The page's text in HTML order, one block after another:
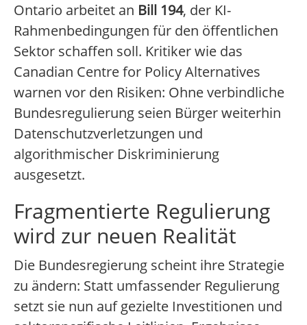
Ontario arbeitet an Bill 194, der KI-
Rahmenbedingungen für den öffentlichen
Sektor schaffen soll. Kritiker wie das
Canadian Centre for Policy Alternatives
warnen vor den Risiken: Ohne verbindliche
Bundesregulierung seien Bürger weiterhin
Datenschutzverletzungen und
algorithmischer Diskriminierung
ausgesetzt.
Fragmentierte Regulierung
wird zur neuen Realität
Die Bundesregierung scheint ihre Strategie
zu ändern: Statt umfassender Regulierung
setzt sie nun auf gezielte Investitionen und